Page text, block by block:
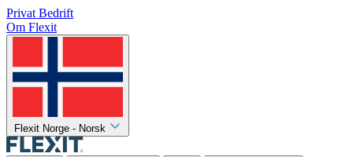
Privat Bedrift
Om Flexit
Flexit Norge - Norsk